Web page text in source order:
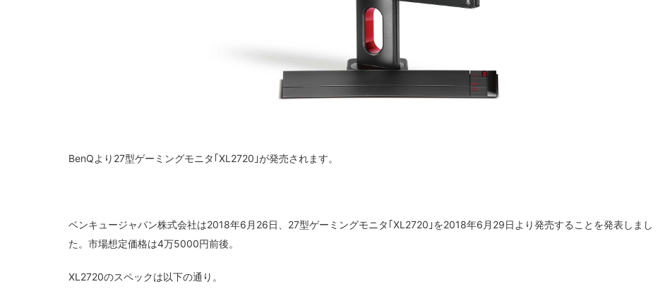
BenQより27型ゲーミングモニタ｢XL2720｣が発売されます。
ベンキュージャパン株式会社は2018年6月26日、27型ゲーミングモニタ｢XL2720｣を2018年6月29日より発売することを発表しまし
た。市場想定価格は4万5000円前後。
XL2720のスペックは以下の通り。